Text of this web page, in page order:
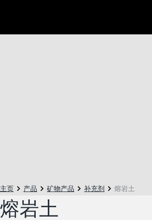
主页 产品 矿物产品 补充剂 熔岩土
熔岩土